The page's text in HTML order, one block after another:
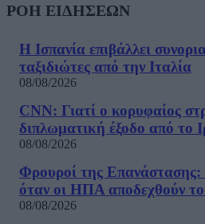
ΡΟΗ ΕΙΔΗΣΕΩΝ
Η Ισπανία επιβάλλει
ταξιδιώτες από την Ιταλία
08/08/2026
CNN: Γιατί ο κορυφαίος
διπλωματική έξοδο από το
08/08/2026
Φρουροί της Επανάστασης:
όταν οι ΗΠΑ αποδεχθούν
08/08/2026